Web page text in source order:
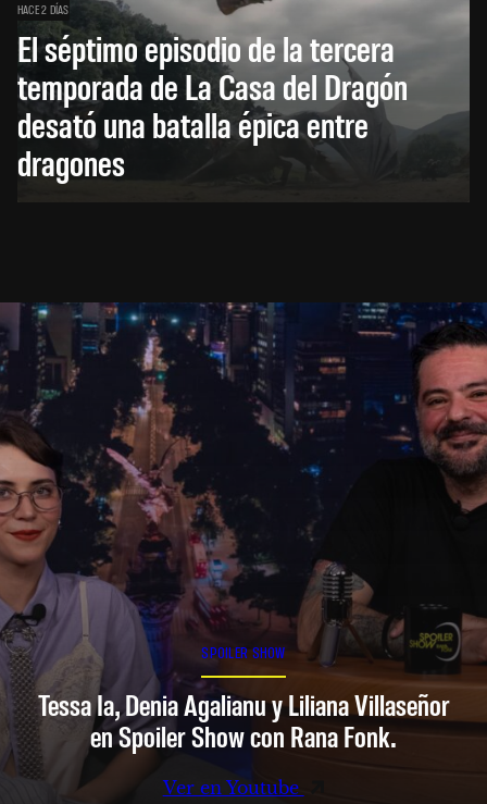
HACE 2 DÍAS
El séptimo episodio de la tercera
temporada de La Casa del Dragón
desató una batalla épica entre
dragones
SPOILER SHOW
Tessa Ia, Denia Agalianu y Liliana Villaseñor
en Spoiler Show con Rana Fonk.
Ver en Youtube